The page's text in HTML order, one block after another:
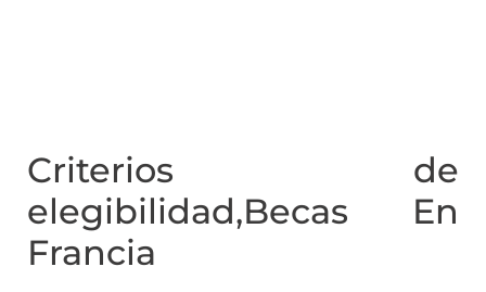
Criterios de
elegibilidad,Becas En
Francia